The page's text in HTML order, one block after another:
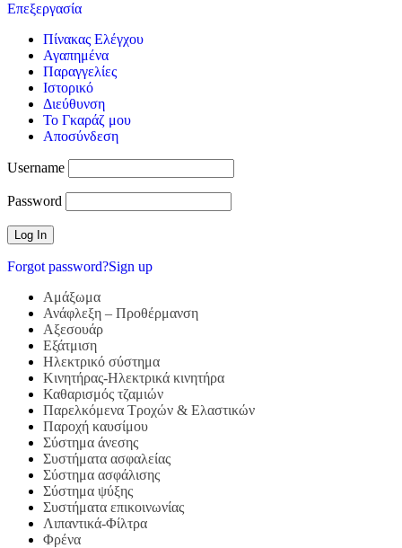
Επεξεργασία
Πίνακας Ελέγχου
Αγαπημένα
Παραγγελίες
Ιστορικό
Διεύθυνση
Το Γκαράζ μου
Αποσύνδεση
Username
Password
Forgot password?Sign up
Αμάξωμα
Ανάφλεξη – Προθέρμανση
Αξεσουάρ
Εξάτμιση
Ηλεκτρικό σύστημα
Κινητήρας-Ηλεκτρικά κινητήρα
Καθαρισμός τζαμιών
Παρελκόμενα Τροχών & Ελαστικών
Παροχή καυσίμου
Σύστημα άνεσης
Συστήματα ασφαλείας
Σύστημα ασφάλισης
Σύστημα ψύξης
Συστήματα επικοινωνίας
Λιπαντικά-Φίλτρα
Φρένα